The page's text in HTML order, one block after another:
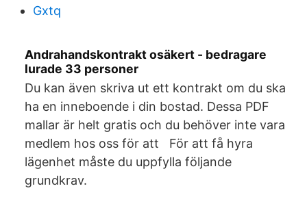
Gxtq
Andrahandskontrakt osäkert - bedragare
lurade 33 personer
Du kan även skriva ut ett kontrakt om du ska
ha en inneboende i din bostad. Dessa PDF
mallar är helt gratis och du behöver inte vara
medlem hos oss för att För att få hyra
lägenhet måste du uppfylla följande
grundkrav.